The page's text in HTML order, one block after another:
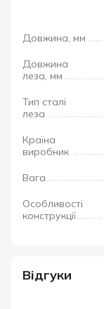
Довжина, мм
Довжина
леза, мм
Тип сталі
леза
Країна
виробник
Вага
Особливості
конструкції
Відгуки